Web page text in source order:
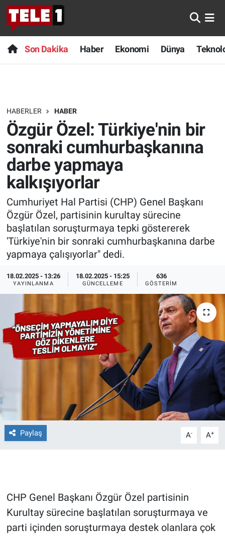
Son Dakika Haber Ekonomi Dünya
HABERLER HABER
Özgür Özel: Türkiye'nin bir
sonraki cumhurbaşkanına
darbe yapmaya
kalkışıyorlar
Cumhuriyet Hal Partisi (CHP) Genel Başkanı
Özgür Özel, partisinin kurultay sürecine
başlatılan soruşturmaya tepki göstererek
'Türkiye'nin bir sonraki cumhurbaşkanına darbe
yapmaya çalışıyorlar" dedi.
18.02.2025 - 13:26
YAYINLANMA
18.02.2025 - 15:25
GÜNCELLEME
636
GÖSTERIM
Paylaş A- A+
CHP Genel Başkanı Özgür Özel partisinin
Kurultay sürecine başlatılan soruşturmaya ve
parti içinden soruşturmaya destek olanlara çok
Anında Manşet
Başka Sohbetler
Bilim turu
Bilim ve Teknoloji Evreni
Doğa Konuşuyor
Dünya
Ege Saati
Ege'den Esintiler
Eğlence
Ekonomi
Forum
Gün Bitiyor
Günün görüntüsü
Haber
Son Dakika
Haber
Dünya
Teknoloji
Sağlık
Spor
Yayın Akışı
İletişim
Nöbetçi Eczaneler
Hava Durumu
Trafik Durumu
Süper Lig Puan Durumu ve Fikstür
Tüm Manşetler
Son Dakika Haberleri
Haber Arşivi